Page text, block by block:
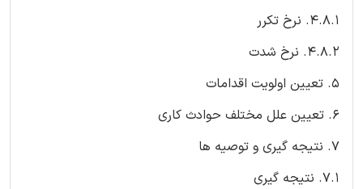
4.8.1. نرخ تکرر
4.8.2. نرخ شدت
5. تعیین اولویت اقدامات
6. تعیین علل مختلف حوادث کاری
7. نتیجه گیری و توصیه ها
7.1. نتیجه گیری